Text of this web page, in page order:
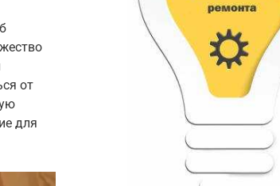
от
для